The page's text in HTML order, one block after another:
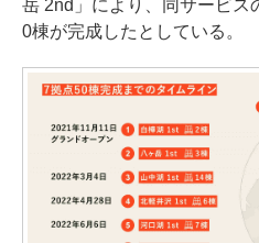
岳 2nd」により、同サービス
0棟が完成したとしている。